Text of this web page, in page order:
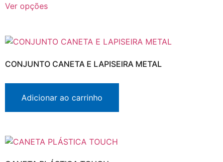
Ver opções
CONJUNTO CANETA E LAPISEIRA METAL
Adicionar ao carrinho